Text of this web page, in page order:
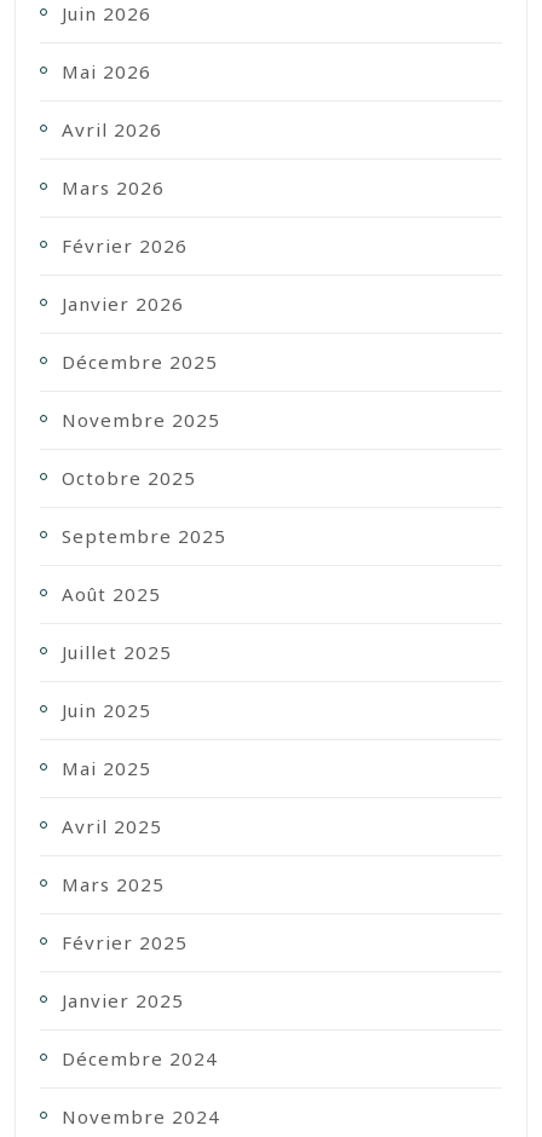
Juin 2026
Mai 2026
Avril 2026
Mars 2026
Février 2026
Janvier 2026
Décembre 2025
Novembre 2025
Octobre 2025
Septembre 2025
Août 2025
Juillet 2025
Juin 2025
Mai 2025
Avril 2025
Mars 2025
Février 2025
Janvier 2025
Décembre 2024
Novembre 2024